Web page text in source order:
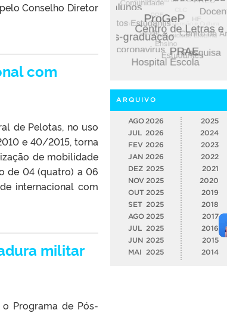
Conselho Diretor
com
de Pelotas, no uso
e 40/2015, torna
de mobilidade
de 04 (quatro) a 06
internacional com
militar
Programa de Pós-
ARQUIVO
AGO 2026
JUL 2026
FEV 2026
JAN 2026
DEZ 2025
NOV 2025
OUT 2025
SET 2025
AGO 2025
JUL
2025
JUN 2025
MAI
2025
2025
2024
2023
2022
2021
2020
2019
2018
2017
2016
2015
2014